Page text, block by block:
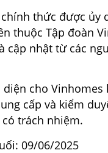
chính thức được
thuộc Tập đoàn
cập nhật từ các
cho
cấp và kiểm
trách nhiệm.
09/06/2025